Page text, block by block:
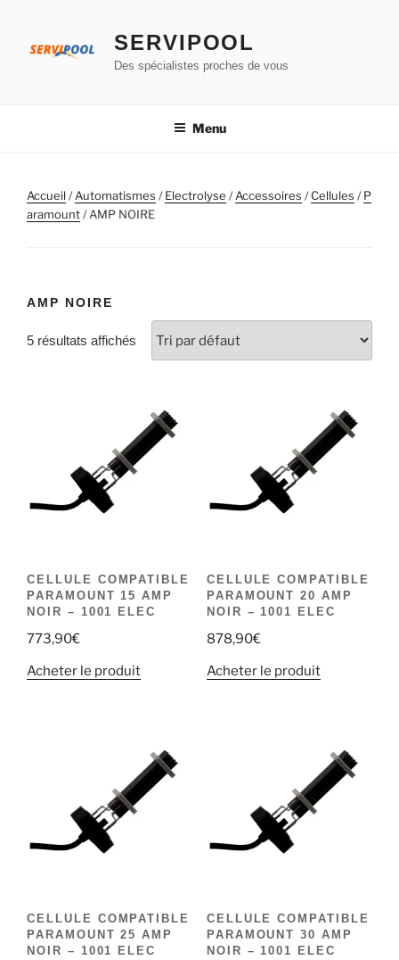
contenu
SERVIPOOL
Des spécialistes proches de vous
Menu
Accueil/Automatismes /Electrolyse /Accessoires /Cellules /P
aramount/ AMP NOIRE
AMP NOIRE
5 résultats affichés
CELLULE COMPATIBLE
PARAMOUNT 15 AMP
NOIR – 1001 ELEC
773,90€
Acheter le produit
CELLULE COMPATIBLE
PARAMOUNT 20 AMP
NOIR – 1001 ELEC
878,90€
Acheter le produit
CELLULE COMPATIBLE
PARAMOUNT 25 AMP
NOIR – 1001 ELEC
CELLULE COMPATIBLE
PARAMOUNT 30 AMP
NOIR – 1001 ELEC